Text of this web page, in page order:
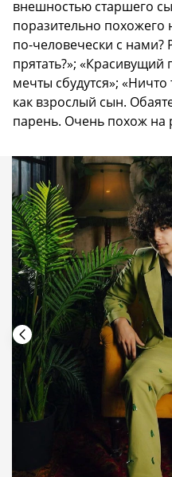
внешностью старшего
поразительно похожего
по-человечески с нами?
прятать?»; «Красивущий
мечты сбудутся»;
как взрослый сын.
парень. Очень похож на